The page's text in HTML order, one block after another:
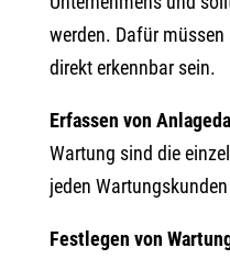
werden. Dafür
direkt erkennbar sein.
Erfassen von
Wartung sind die
jeden
Festlegen von